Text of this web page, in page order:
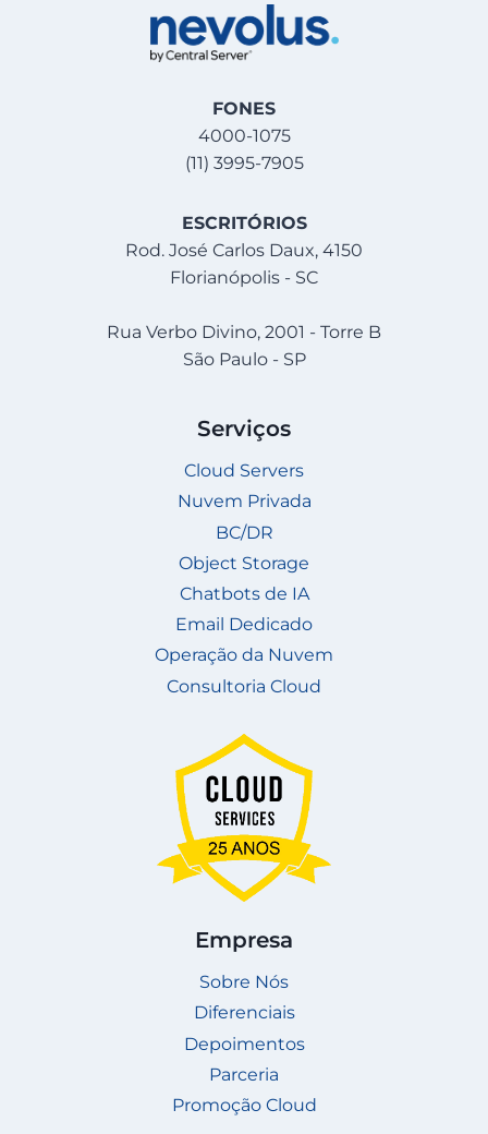
FONES
4000-1075
(11) 3995-7905
ESCRITÓRIOS
Rod. José Carlos Daux, 4150
Florianópolis - SC
Rua Verbo Divino, 2001 - Torre B
São Paulo - SP
Serviços
Cloud Servers
Nuvem Privada
BC/DR
Object Storage
Chatbots de IA
Email Dedicado
Operação da Nuvem
Consultoria Cloud
Empresa
Sobre Nós
Diferenciais
Depoimentos
Parceria
Promoção Cloud